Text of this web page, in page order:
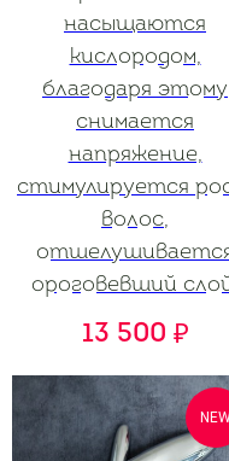
насыщаются
кислородом,
благодаря этому
снимается
напряжение,
стимулируется
волос,
ороговевший
13 500 ₽